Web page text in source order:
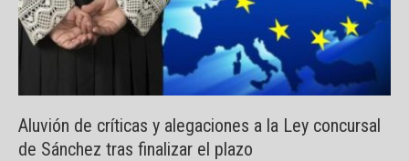
Aluvión de críticas y alegaciones a la Ley concursal
de Sánchez tras finalizar el plazo